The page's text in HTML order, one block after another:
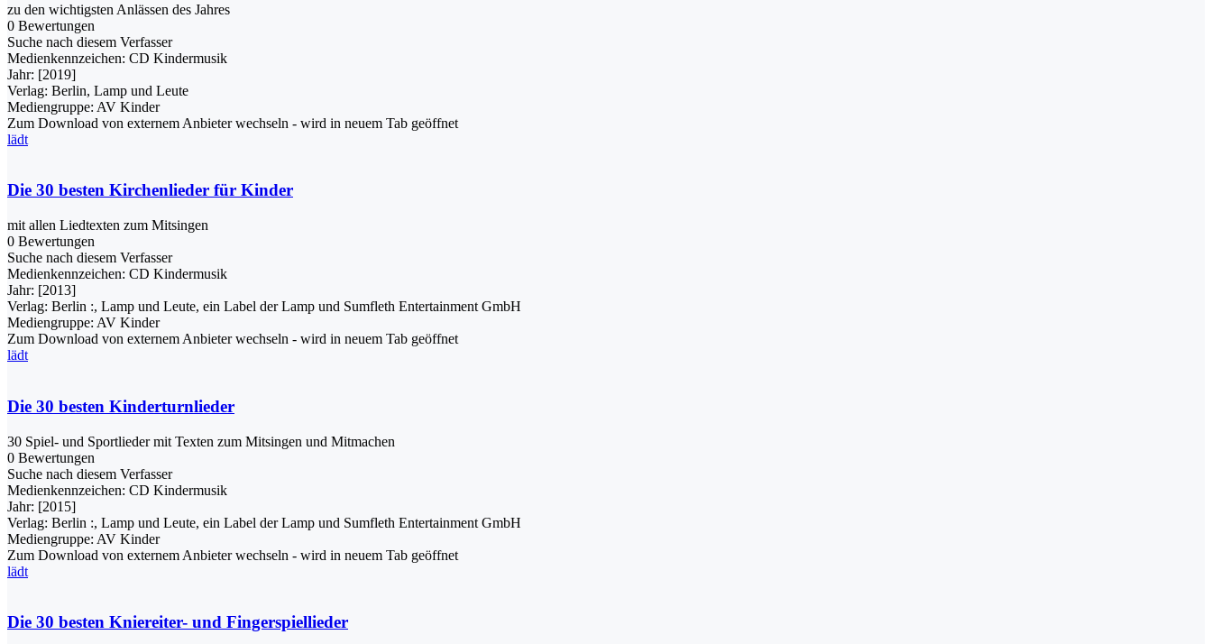
zu den wichtigsten Anlässen des Jahres
0 Bewertungen
Suche nach diesem Verfasser
Medienkennzeichen: CD Kindermusik
Jahr: [2019]
Verlag: Berlin, Lamp und Leute
Mediengruppe: AV Kinder
Zum Download von externem Anbieter wechseln - wird in neuem Tab geöffnet
lädt
Die 30 besten Kirchenlieder für Kinder
mit allen Liedtexten zum Mitsingen
0 Bewertungen
Suche nach diesem Verfasser
Medienkennzeichen: CD Kindermusik
Jahr: [2013]
Verlag: Berlin :, Lamp und Leute, ein Label der Lamp und Sumfleth Entertainment GmbH
Mediengruppe: AV Kinder
Zum Download von externem Anbieter wechseln - wird in neuem Tab geöffnet
lädt
Die 30 besten Kinderturnlieder
30 Spiel- und Sportlieder mit Texten zum Mitsingen und Mitmachen
0 Bewertungen
Suche nach diesem Verfasser
Medienkennzeichen: CD Kindermusik
Jahr: [2015]
Verlag: Berlin :, Lamp und Leute, ein Label der Lamp und Sumfleth Entertainment GmbH
Mediengruppe: AV Kinder
Zum Download von externem Anbieter wechseln - wird in neuem Tab geöffnet
lädt
Die 30 besten Kniereiter- und Fingerspiellieder